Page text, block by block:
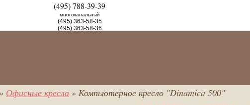
(495) 788-39-39
многоканальный
(495) 363-58-35
(495) 363-58-36
Офисные кресла » Компьютерное кресло "Dinamica 500"